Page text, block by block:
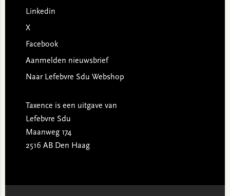
Linkedin
X
Facebook
Aanmelden nieuwsbrief
Naar Lefebvre Sdu Webshop
Taxence is een uitgave van
Lefebvre Sdu
Maanweg 174
2516 AB Den Haag